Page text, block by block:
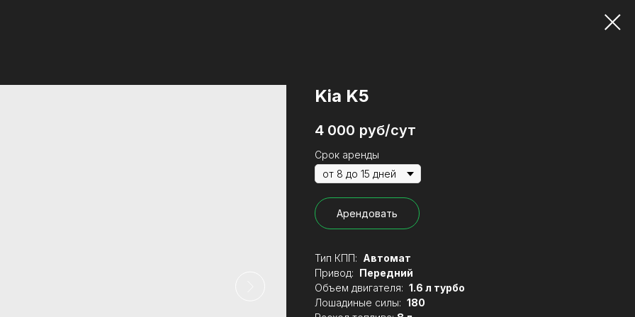
Kia K5
4 000 руб/сут
Срок аренды
Арендовать
Тип КПП: Автомат
Привод: Передний
Объем двигателя: 1.6 л турбо
Лошадиные силы: 180